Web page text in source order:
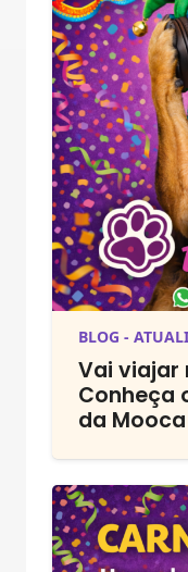
BLOG -
Vai viajar
Conheça
da